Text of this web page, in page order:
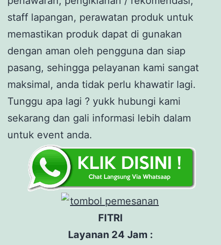
staff lapangan, perawatan produk untuk
memastikan produk dapat di gunakan
dengan aman oleh pengguna dan siap
pasang, sehingga pelayanan kami sangat
maksimal, anda tidak perlu khawatir lagi.
Tunggu apa lagi ? yukk hubungi kami
sekarang dan gali informasi lebih dalam
untuk event anda.
FITRI
Layanan 24 Jam :